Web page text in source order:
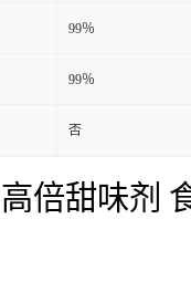
99％
99％
否
倍甜味剂